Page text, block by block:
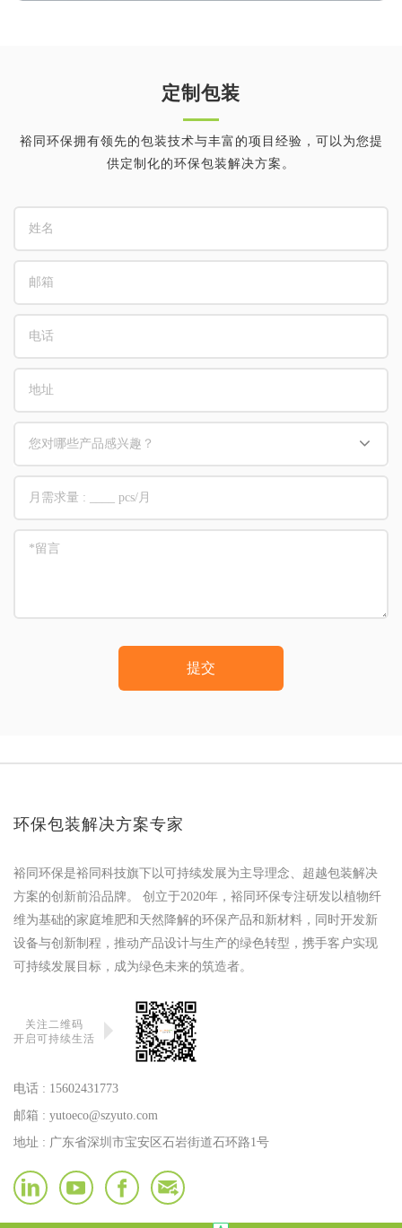
定制包装
裕同环保拥有领先的包装技术与丰富的项目经验，可以为您提
供定制化的环保包装解决方案。
提交
环保包装解决方案专家
裕同环保是裕同科技旗下以可持续发展为主导理念、超越包装解决
方案的创新前沿品牌。 创立于2020年，裕同环保专注研发以植物纤
维为基础的家庭堆肥和天然降解的环保产品和新材料，同时开发新
设备与创新制程，推动产品设计与生产的绿色转型，携手客户实现
可持续发展目标，成为绿色未来的筑造者。
关注二维码
开启可持续生活
电话 : 15602431773
邮箱 : yutoeco@szyuto.com
地址 : 广东省深圳市宝安区石岩街道石环路1号